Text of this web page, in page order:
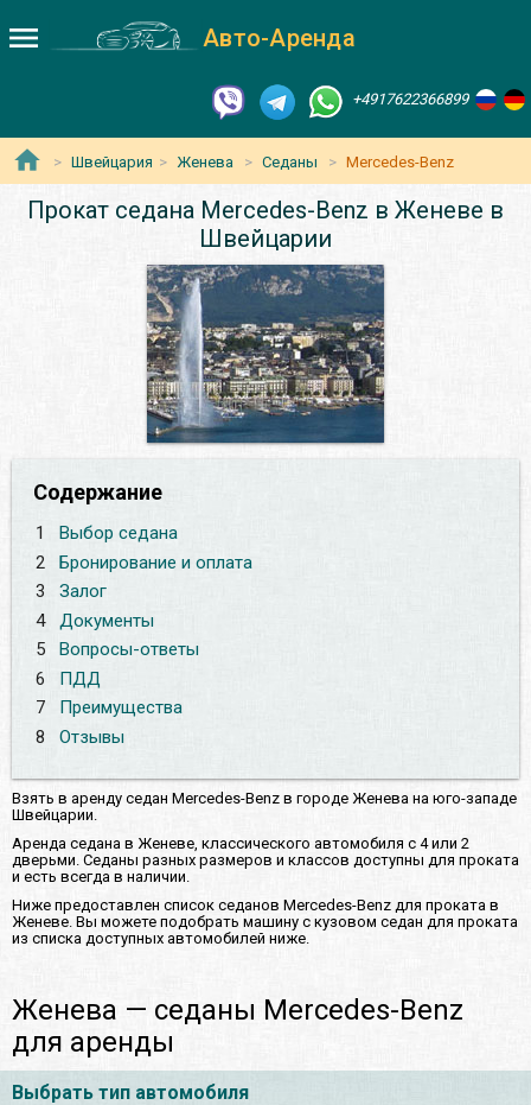
Авто-Аренда
+4917622366899
Швейцария Женева Седаны Mercedes-Benz
Прокат седана Mercedes-Benz в Женеве в
Швейцарии
Содержание
1
Выбор седана
2
Бронирование и оплата
3
Залог
4
Документы
5
Вопросы-ответы
6
ПДД
7
Преимущества
8
Отзывы
Взять в аренду седан Mercedes-Benz в городе Женева на юго-западе
Швейцарии.
Аренда седана в Женеве, классического автомобиля с 4 или 2
дверьми. Седаны разных размеров и классов доступны для проката
и есть всегда в наличии.
Ниже предоставлен список седанов Mercedes-Benz для проката в
Женеве. Вы можете подобрать машину с кузовом седан для проката
из списка доступных автомобилей ниже.
Женева — седаны Mercedes-Benz
для аренды
Выбрать тип автомобиля